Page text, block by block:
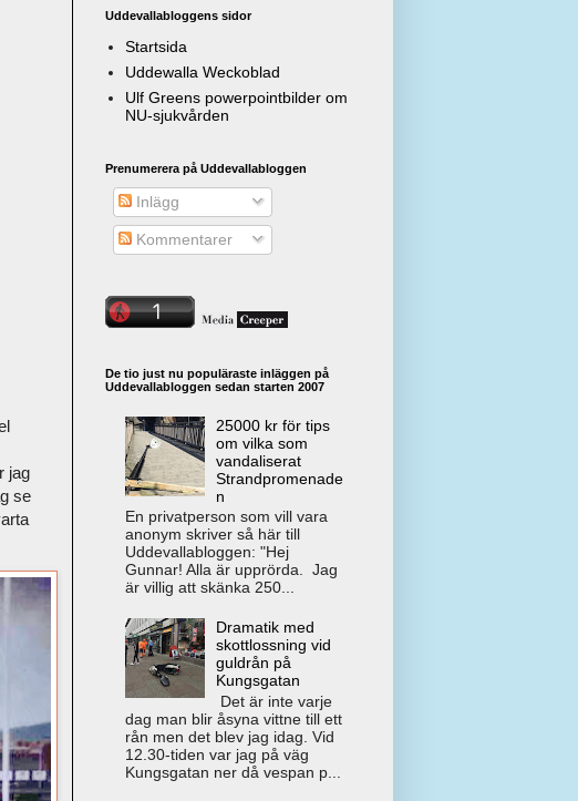
jag
se
Uddevallabloggens sidor
Startsida
Uddewalla Weckoblad
Ulf Greens powerpointbilder om
NU-sjukvården
Prenumerera på Uddevallabloggen
Inlägg
Kommentarer
De tio just nu populäraste inläggen på
Uddevallabloggen sedan starten 2007
25000 kr för tips
om vilka som
vandaliserat
Strandpromenade
n
En privatperson som vill vara
anonym skriver så här till
Uddevallabloggen: "Hej
Gunnar! Alla är upprörda. Jag
är villig att skänka 250...
Dramatik med
skottlossning vid
guldrån på
Kungsgatan
Det är inte varje
dag man blir åsyna vittne till ett
rån men det blev jag idag. Vid
12.30-tiden var jag på väg
Kungsgatan ner då vespan p...